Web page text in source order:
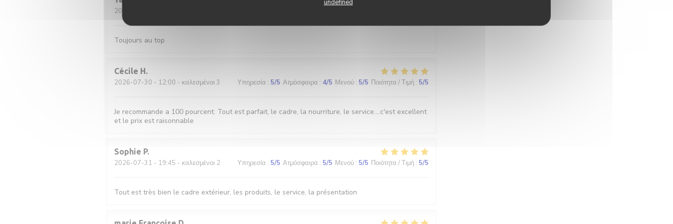
undefined
2026-08-01
Toujours au top
Cécile H
2026-07-30 - 12:00 - καλεσμένοι 3 Υπηρεσία : 5/5 Ατμόσφαιρα : 4/5 Μενού : 5/5 Ποιότητα / Τιμή : 5/5
Je recommande a 100 pourcent. Tout est parfait, le cadre, la nourriture, le service....c'est excellent
et le prix est raisonnable
Sophie P
2026-07-31 - 19:45 - καλεσμένοι 2 Υπηρεσία : 5/5 Ατμόσφαιρα : 5/5 Μενού : 5/5 Ποιότητα / Τιμή : 5/5
Tout est très bien le cadre extérieur, les produits, le service, la présentation